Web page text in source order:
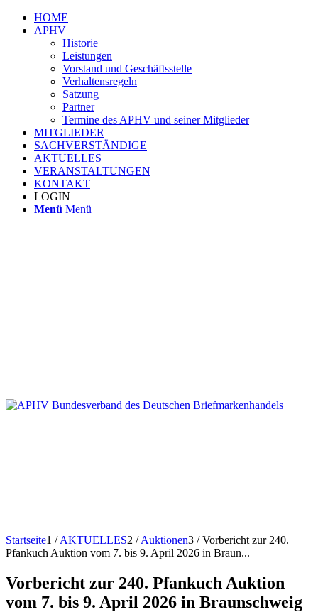
HOME
APHV
Historie
Leistungen
Vorstand und Geschäftsstelle
Verhaltensregeln
Satzung
Partner
Termine des APHV und seiner Mitglieder
MITGLIEDER
SACHVERSTÄNDIGE
AKTUELLES
VERANSTALTUNGEN
KONTAKT
LOGIN
Menü Menü
Startseite1 / AKTUELLES2 / Auktionen3 / Vorbericht zur 240.
Pfankuch Auktion vom 7. bis 9. April 2026 in Braun...
Vorbericht zur 240. Pfankuch Auktion
vom 7. bis 9. April 2026 in Braunschweig